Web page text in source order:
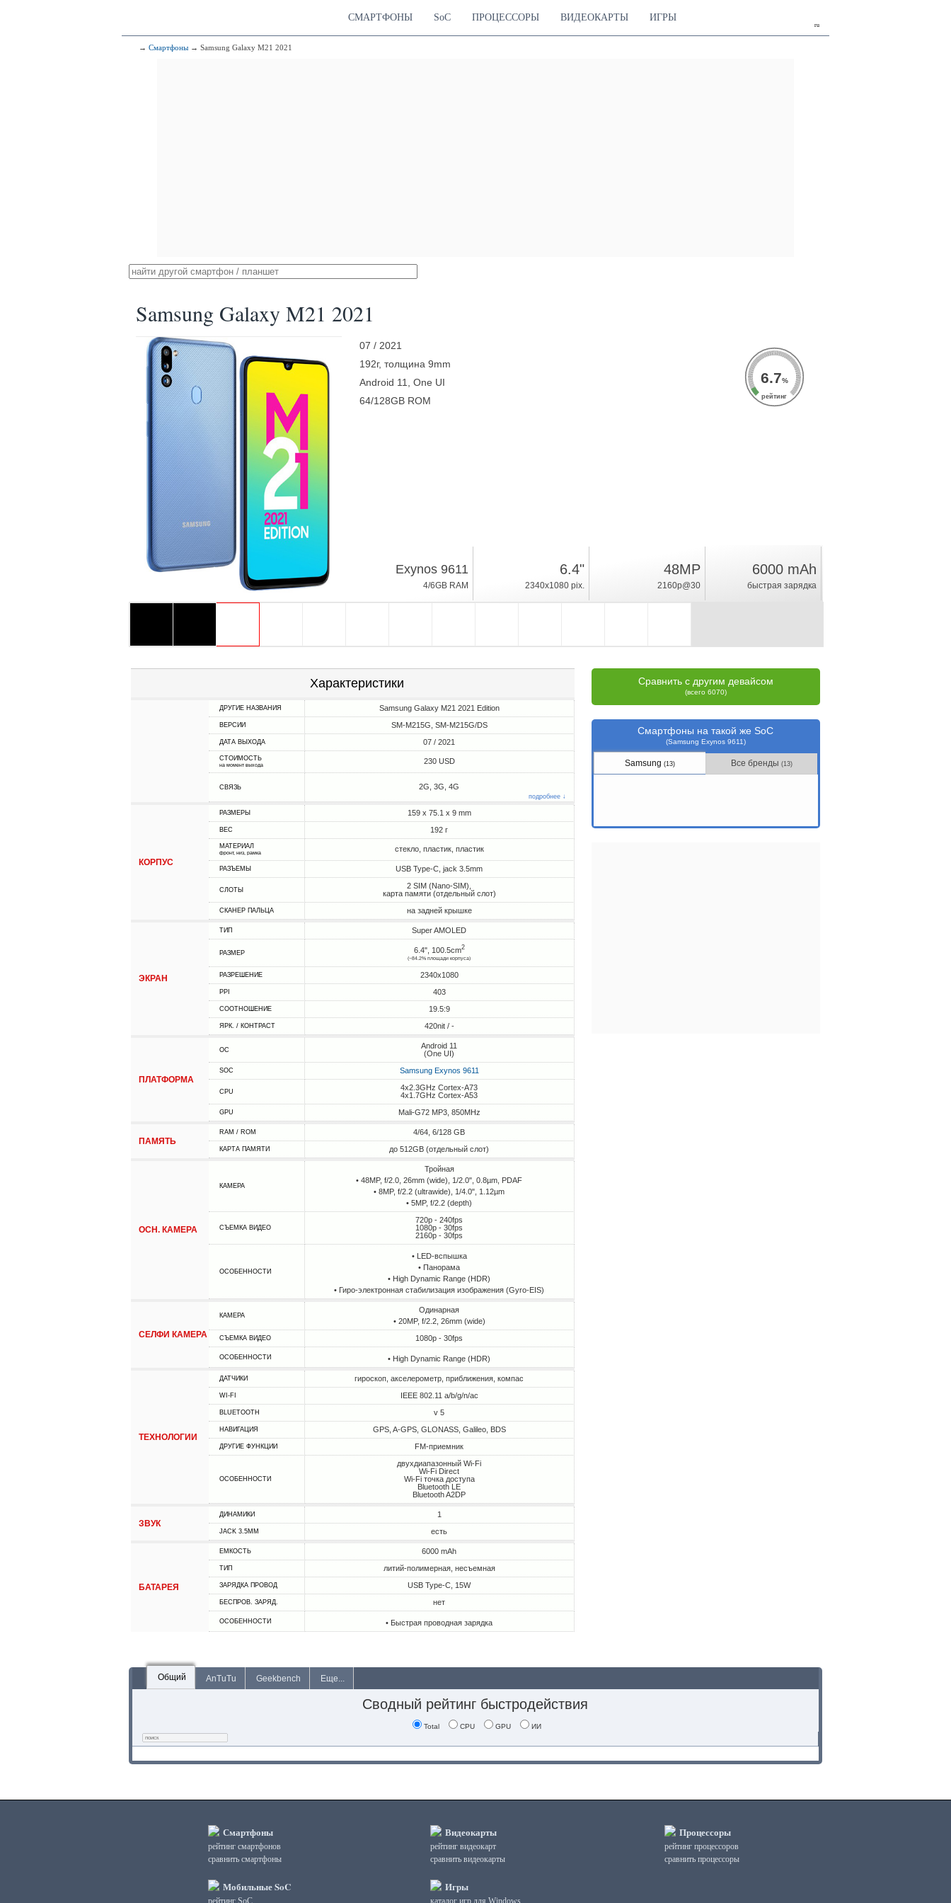
ru
СМАРТФОНЫ SoC ПРОЦЕССОРЫ ВИДЕОКАРТЫ ИГРЫ
→ Смартфоны → Samsung Galaxy M21 2021
Samsung Galaxy M21 2021
07 / 2021
192г, толщина 9mm
Android 11, One UI
64/128GB ROM
6.7%
рейтинг
Exynos 9611
4/6GB RAM
6.4"
2340x1080 pix.
48MP
2160p@30
6000 mAh
быстрая зарядка
Характеристики
ДРУГИЕ НАЗВАНИЯ Samsung Galaxy M21 2021 Edition
ВЕРСИИ SM-M215G, SM-M215G/DS
ДАТА ВЫХОДА 07 / 2021
СТОИМОСТЬ
на момент выхода 230 USD
СВЯЗЬ 2G, 3G, 4G
подробнее ↓
КОРПУС
РАЗМЕРЫ 159 x 75.1 x 9 mm
ВЕС 192 г
МАТЕРИАЛ
фронт, низ, рамка стекло, пластик, пластик
РАЗЪЕМЫ USB Type-C, jack 3.5mm
СЛОТЫ
2 SIM (Nano-SIM),
карта памяти (отдельный слот)
СКАНЕР ПАЛЬЦА на задней крышке
ЭКРАН
ТИП Super AMOLED
РАЗМЕР 6.4", 100.5cm2
(~84.2% площади корпуса)
РАЗРЕШЕНИЕ 2340x1080
PPI 403
СООТНОШЕНИЕ 19.5:9
ЯРК. / КОНТРАСТ 420nit / -
ПЛАТФОРМА
ОС
Android 11
(One UI)
SOC Samsung Exynos 9611
CPU
4x2.3GHz Cortex-A73
4x1.7GHz Cortex-A53
GPU Mali-G72 MP3, 850MHz
ПАМЯТЬ
RAM / ROM 4/64, 6/128 GB
КАРТА ПАМЯТИ до 512GB (отдельный слот)
ОСН. КАМЕРА
КАМЕРА
Тройная
• 48MP, f/2.0, 26mm (wide), 1/2.0", 0.8µm, PDAF
• 8MP, f/2.2 (ultrawide), 1/4.0", 1.12µm
• 5MP, f/2.2 (depth)
СЪЕМКА ВИДЕО
720p - 240fps
1080p - 30fps
2160p - 30fps
ОСОБЕННОСТИ
• LED-вспышка
• Панорама
• High Dynamic Range (HDR)
• Гиро-электронная стабилизация изображения (Gyro-EIS)
СЕЛФИ КАМЕРА
КАМЕРА
Одинарная
• 20MP, f/2.2, 26mm (wide)
СЪЕМКА ВИДЕО 1080p - 30fps
ОСОБЕННОСТИ • High Dynamic Range (HDR)
ТЕХНОЛОГИИ
ДАТЧИКИ гироскоп, акселерометр, приближения, компас
WI-FI IEEE 802.11 a/b/g/n/ac
BLUETOOTH v 5
НАВИГАЦИЯ GPS, A-GPS, GLONASS, Galileo, BDS
ДРУГИЕ ФУНКЦИИ FM-приемник
ОСОБЕННОСТИ
двухдиапазонный Wi-Fi
Wi-Fi Direct
Wi-Fi точка доступа
Bluetooth LE
Bluetooth A2DP
ЗВУК
ДИНАМИКИ 1
JACK 3.5MM есть
БАТАРЕЯ
ЕМКОСТЬ 6000 mAh
ТИП литий-полимерная, несъемная
ЗАРЯДКА ПРОВОД USB Type-C, 15W
БЕСПРОВ. ЗАРЯД. нет
ОСОБЕННОСТИ • Быстрая проводная зарядка
Сравнить с другим девайсом
(всего 6070)
Смартфоны на такой же SoC
(Samsung Exynos 9611)
Samsung (13) Все бренды (13)
Общий AnTuTu Geekbench Еще...
Сводный рейтинг быстродействия
Total CPU GPU ИИ
Смартфоны
рейтинг смартфонов
сравнить смартфоны
Мобильные SoC
рейтинг SoC
Видеокарты
рейтинг видеокарт
сравнить видеокарты
Игры
каталог игр для Windows
Процессоры
рейтинг процессоров
сравнить процессоры